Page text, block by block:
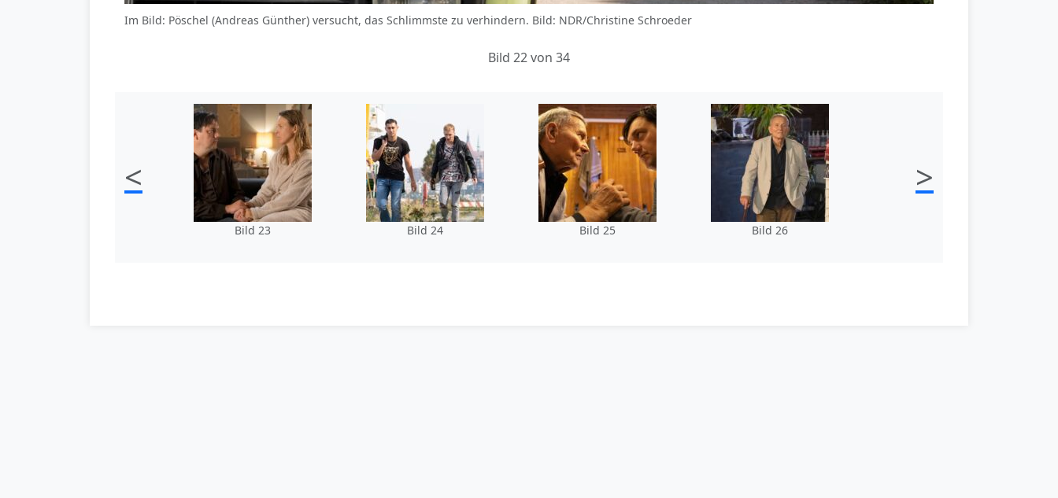
Im Bild: Pöschel (Andreas Günther) versucht, das Schlimmste zu verhindern. Bild: NDR/Christine Schroeder
Bild 22 von 34
<
Bild 23 Bild 24 Bild 25 Bild 26
>